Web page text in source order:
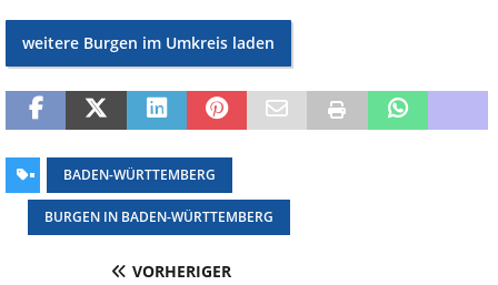
weitere Burgen im Umkreis laden
BADEN-WÜRTTEMBERG
BURGEN IN BADEN-WÜRTTEMBERG
VORHERIGER